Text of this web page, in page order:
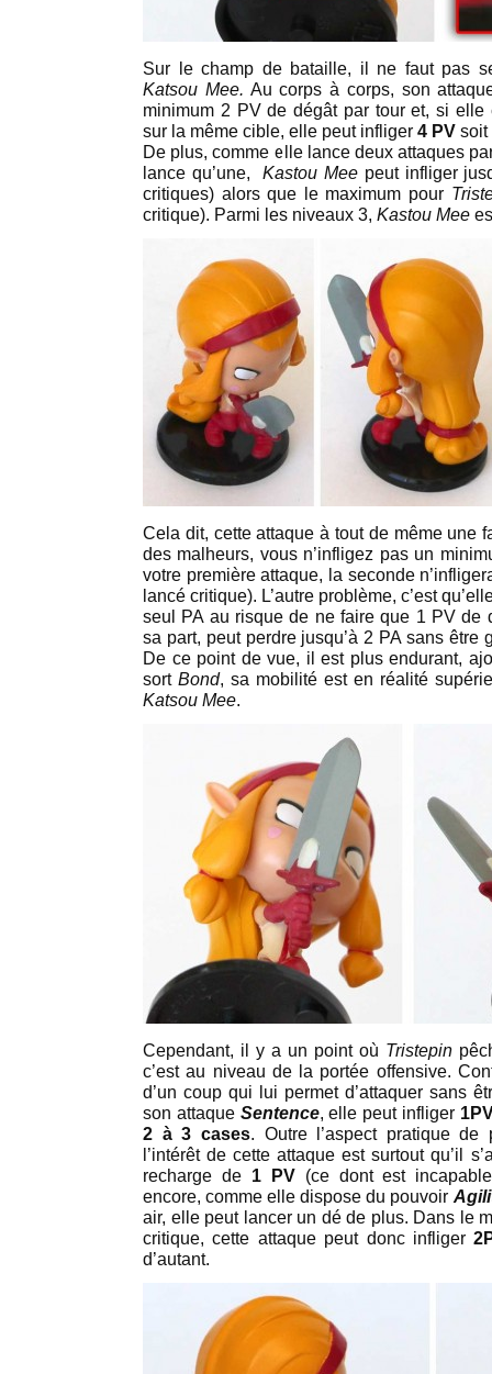
Sur le champ de bataille, il ne faut pas
Katsou Mee. Au corps à corps, son
minimum 2 PV de dégât par tour et, si elle
sur la même cible, elle peut infliger 4 PV soit
De plus, comme elle lance deux attaques
lance qu’une,Kastou Mee peut infliger
critiques) alors que le maximum pour
critique). Parmi les niveaux 3, Kastou Mee
Cela dit, cette attaque à tout de même une
des malheurs, vous n’infligez pas un
votre première attaque, la seconde
lancé critique). L’autre problème, c’est
seul PA au risque de ne faire que 1 PV de
sa part, peut perdre jusqu’à 2 PA sans être
De ce point de vue, il est plus endurant,
sort Bond, sa mobilité est en réalité
Katsou Mee.
Cependant, il y a un point où Tristepin
c’est au niveau de la portée offensive.
d’un coup qui lui permet d’attaquer sans
son attaque Sentence, elle peut infliger
2 à 3 cases. Outre l’aspect pratique de
l’intérêt de cette attaque est surtout qu’il
recharge de 1 PV(ce dont est
encore, comme elle dispose du pouvoir
air, elle peut lancer un dé de plus. Dans le
critique, cette attaque peut donc infliger
d’autant.